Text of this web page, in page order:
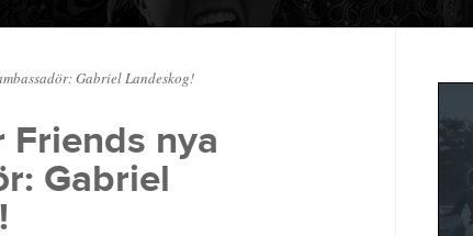
Gabriel Landeskog!
Friends nya
Gabriel